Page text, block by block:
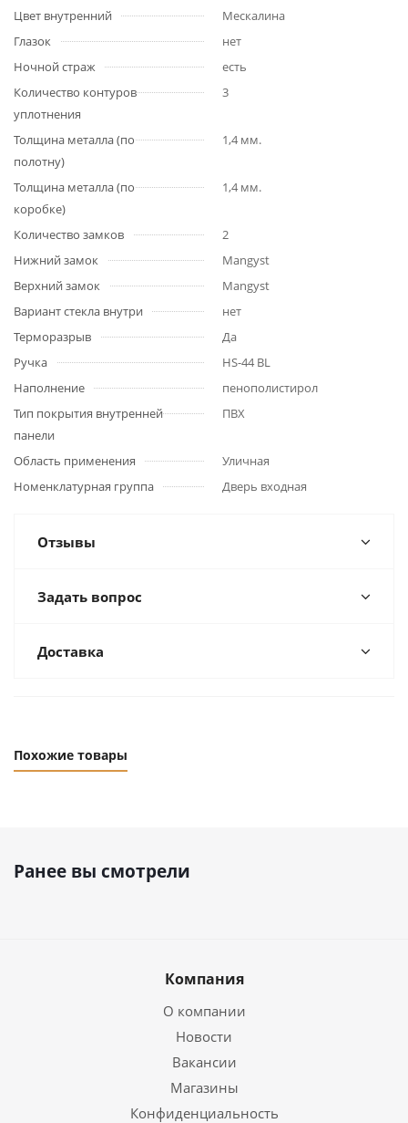
Цвет внутренний
Мескалина
Глазок
нет
Ночной страж
есть
Количество контуров
уплотнения
3
Толщина металла (по
полотну)
1,4 мм.
Толщина металла (по
коробке)
1,4 мм.
Количество замков
2
Нижний замок
Mangyst
Верхний замок
Mangyst
Вариант стекла внутри
нет
Терморазрыв
Да
Ручка
HS-44 BL
Наполнение
пенополистирол
Тип покрытия внутренней
панели
ПВХ
Область применения
Уличная
Номенклатурная группа
Дверь входная
Отзывы
Задать вопрос
Доставка
Похожие товары
Ранее вы смотрели
Компания
О компании
Новости
Вакансии
Магазины
Конфиденциальность